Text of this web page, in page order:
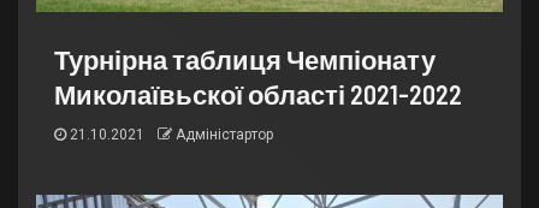
Турнірна таблиця Чемпіонату
Миколаївьскої області 2021-2022
21.10.2021 Адміністартор